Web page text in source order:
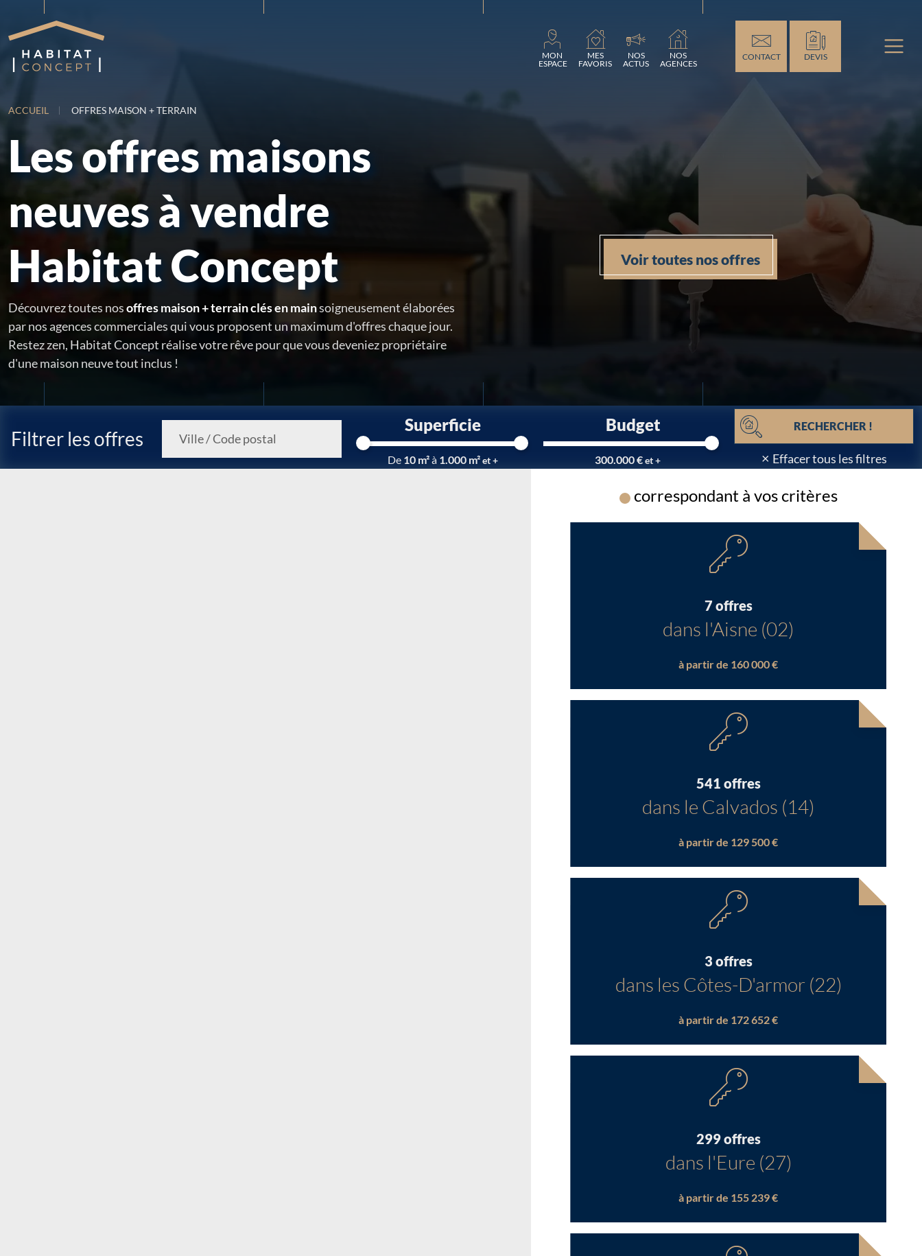
MON
ESPACE
Chargement...
MES
FAVORIS
NOS
ACTUS
NOS
AGENCES
CONTACT DEVIS
ACCUEIL OFFRES MAISON + TERRAIN
Les offres maisons
neuves à vendre
Habitat Concept
Découvrez toutes nosoffres maison + terrain clés en mainsoigneusement élaborées
par nos agences commerciales qui vous proposent un maximum d'offres chaque jour.
Restez zen, Habitat Concept réalise votre rêve pour que vous deveniez propriétaire
d'une maison neuve tout inclus !
Voir toutes nos offres
Filtrer les offres
Superficie
De 10 m²à 1.000 m²et +
Budget
300.000 €et +
RECHERCHER !
× Effacer tous les filtres
Chargement...
correspondant à vos critères
7 offres
dans l'Aisne (02)
à partir de 160 000 €
541 offres
dans le Calvados (14)
à partir de 129 500 €
3 offres
dans les Côtes-D'armor (22)
à partir de 172 652 €
299 offres
dans l'Eure (27)
à partir de 155 239 €